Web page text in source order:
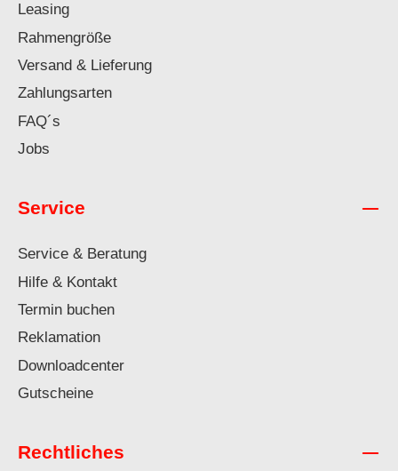
Leasing
Rahmengröße
Versand & Lieferung
Zahlungsarten
FAQ´s
Jobs
Service
Service & Beratung
Hilfe & Kontakt
Termin buchen
Reklamation
Downloadcenter
Gutscheine
Rechtliches